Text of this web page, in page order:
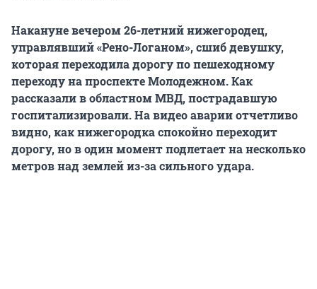
Накануне вечером 26-летний нижегородец,
управлявший «Рено-Логаном», сшиб девушку,
которая переходила дорогу по пешеходному
переходу на проспекте Молодежном. Как
рассказали в областном МВД, пострадавшую
госпитализировали. На видео аварии отчетливо
видно, как нижегородка спокойно переходит
дорогу, но в один момент подлетает на несколько
метров над землей из-за сильного удара.